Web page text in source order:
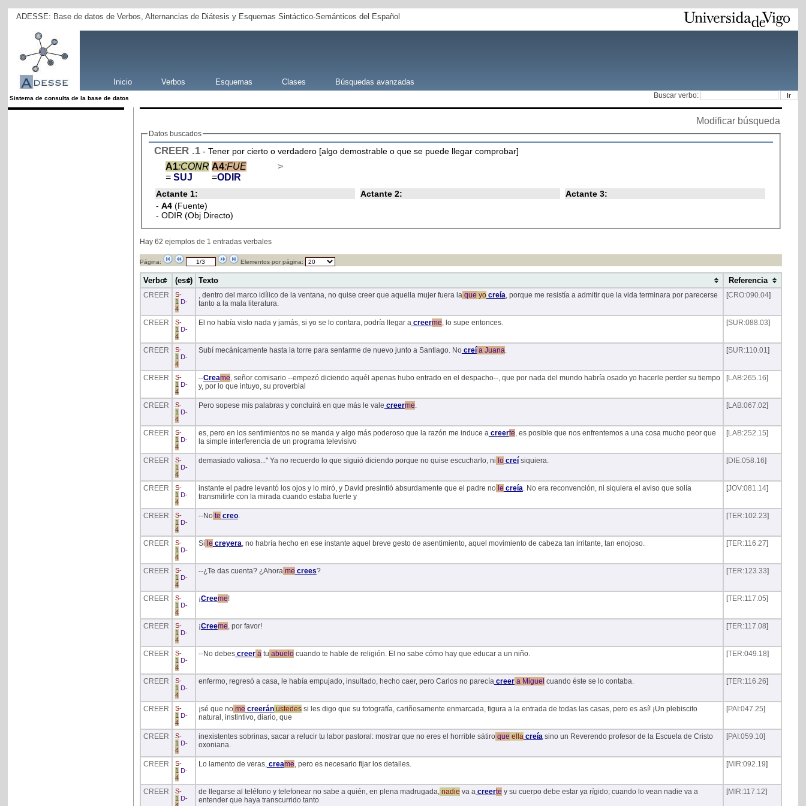
ADESSE: Base de datos de Verbos, Alternancias de Diátesis y Esquemas Sintáctico-Semánticos del Español
Inicio Verbos Esquemas Clases Búsquedas avanzadas
Sistema de consulta de la base de datos Buscar verbo:
Modificar búsqueda
Datos buscados
CREER .1 - Tener por cierto o verdadero [algo demostrable o que se puede llegar comprobar]
A1:CONR
= SUJ
A4:FUE
=ODIR
>
Actante 1:
- A4 (Fuente)
- ODIR (Obj Directo)
Actante 2: Actante 3:
Hay 62 ejemplos de 1 entradas verbales
Página: Elementos por página:
Verbo (ess) Texto Referencia
CREER S-
1
D-
4
, dentro del marco idílico de la ventana, no quise creer que aquella mujer fuera laque yocreía, porque me resistía a admitir que la vida terminara por parecerse
tanto a la mala literatura.
[CRO:090.04]
CREER S-
1
D-
4
El no había visto nada y jamás, si yo se lo contara, podría llegar acreerme, lo supe entonces. [SUR:088.03]
CREER S-
1
D-
4
Subí mecánicamente hasta la torre para sentarme de nuevo junto a Santiago. NocreíaJuana. [SUR:110.01]
CREER S-
1
D-
4
--Creame, señor comisario --empezó diciendo aquél apenas hubo entrado en el despacho--, que por nada del mundo habría osado yo hacerle perder su tiempo
y, por lo que intuyo, su proverbial
[LAB:265.16]
CREER S-
1
D-
4
Pero sopese mis palabras y concluirá en que más le vale creerme. [LAB:067.02]
CREER S-
1
D-
4
es, pero en los sentimientos no se manda y algo más poderoso que la razón me induce acreerte, es posible que nos enfrentemos a una cosa mucho peor que
la simple interferencia de un programa televisivo
[LAB:252.15]
CREER S-
1
D-
4
demasiado valiosa..." Ya no recuerdo lo que siguió diciendo porque no quise escucharlo, ni locreísiquiera. [DIE:058.16]
CREER S-
1
D-
4
instante el padre levantó los ojos y lo miró, y David presintió absurdamente que el padre nole creía. No era reconvención, ni siquiera el aviso que solía
transmitirle con la mirada cuando estaba fuerte y
[JOV:081.14]
CREER S-
1
D-
4
--Note creo. [TER:102.23]
CREER S-
1
D-
4
Si le creyera, no habría hecho en ese instante aquel breve gesto de asentimiento, aquel movimiento de cabeza tan irritante, tan enojoso. [TER:116.27]
CREER S-
1
D-
4
--¿Te das cuenta? ¿Ahorame crees? [TER:123.33]
CREER S-
1
D-
4
¡Creeme! [TER:117.05]
CREER S-
1
D-
4
¡Creeme, por favor! [TER:117.08]
CREER S-
1
D-
4
--No debescreeratu abuelocuando te hable de religión. El no sabe cómo hay que educar a un niño. [TER:049.18]
CREER S-
1
D-
4
enfermo, regresó a casa, le había empujado, insultado, hecho caer, pero Carlos no parecíacreeraMiguel cuando éste se lo contaba. [TER:116.26]
CREER S-
1
D-
4
¡sé que nome creeránustedessi les digo que su fotografía, cariñosamente enmarcada, figura a la entrada de todas las casas, pero es así! ¡Un plebiscito
natural, instintivo, diario, que
[PAI:047.25]
CREER S-
1
D-
4
inexistentes sobrinas, sacar a relucir tu labor pastoral: mostrar que no eres el horrible sátiroque ellacreíasino un Reverendo profesor de la Escuela de Cristo
oxoniana.
[PAI:059.10]
CREER S-
1
D-
4
Lo lamento de veras,creame, pero es necesario fijar los detalles. [MIR:092.19]
CREER S-
1
D-
de llegarse al teléfono y telefonear no sabe a quién, en plena madrugada,nadie va acreerte y su cuerpo debe estar ya rígido; cuando lo vean nadie va a
entender que haya transcurrido tanto
[MIR:117.12]